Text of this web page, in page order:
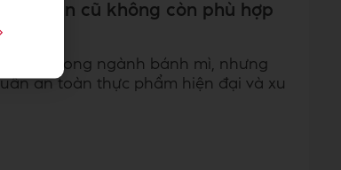
chuẩn cũ không còn phù hợp
biến trong ngành bánh mì, nhưng
an toàn thực phẩm hiện đại và xu